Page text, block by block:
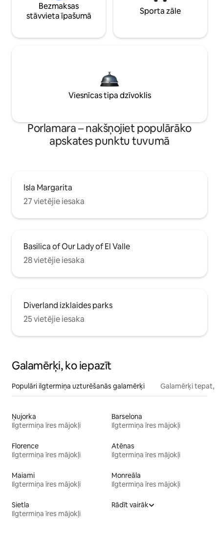
Bezmaksas
stāvvieta īpašumā
Sporta zāle
Viesnīcas tipa dzīvoklis
Porlamara – nakšņojiet populārāko
apskates punktu tuvumā
Isla Margarita
27 vietējie iesaka
Basilica of Our Lady of El Valle
28 vietējie iesaka
Diverland izklaides parks
25 vietējie iesaka
Galamērķi, ko iepazīt
Populāri ilgtermiņa uzturēšanās galamērķi Galamērķi tepat,
Ņujorka
Ilgtermiņa īres mājokļi
Barselona
Ilgtermiņa īres mājokļi
Florence
Ilgtermiņa īres mājokļi
Atēnas
Ilgtermiņa īres mājokļi
Maiami
Ilgtermiņa īres mājokļi
Monreāla
Ilgtermiņa īres mājokļi
Sietla
Ilgtermiņa īres mājokļi
Rādīt vairāk